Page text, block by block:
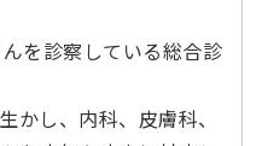
を診察している総合診
かし、内科、皮膚科、